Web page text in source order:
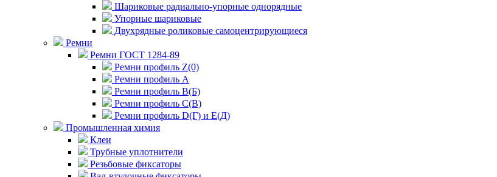
Шариковые радиально-упорные однорядные
Упорные шариковые
Двухрядные роликовые самоцентрирующиеся
Ремни
Ремни ГОСТ 1284-89
Ремни профиль Z(0)
Ремни профиль А
Ремни профиль В(Б)
Ремни профиль С(В)
Ремни профиль D(Г) и E(Д)
Промышленная химия
Клеи
Трубные уплотнители
Резьбовые фиксаторы